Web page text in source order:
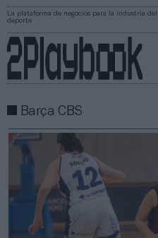
La plataforma de negocios para la industria del
deporte
Barça CBS